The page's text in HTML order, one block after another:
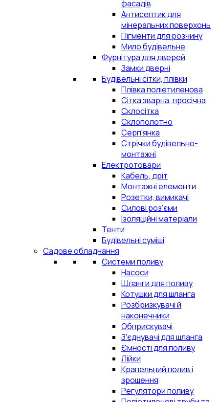
фасадів
Антисептик для
мінеральних поверхонь
Пігменти для розчину
Мило будівельне
Фурнітура для дверей
Замки дверні
Будівельні сітки, плівки
Плівка поліетиленова
Сітка зварна, просічна
Склосітка
Склополотно
Серп'янка
Стрічки будівельно-
монтажні
Електротовари
Кабель, дріт
Монтажні елементи
Розетки, вимикачі
Силові роз'єми
Ізоляційні матеріали
Тенти
Будівельні суміші
Садове обладнання
Системи поливу
Насоси
Шланги для поливу
Котушки для шланга
Розбризкувачі й
наконечники
Обприскувачі
З'єднувачі для шланга
Ємності для поливу
Лійки
Крапельний полив і
зрошення
Регулятори поливу